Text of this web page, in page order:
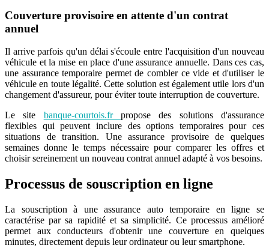
Couverture provisoire en attente d'un contrat
annuel
Il arrive parfois qu'un délai s'écoule entre l'acquisition d'un nouveau
véhicule et la mise en place d'une assurance annuelle. Dans ces cas,
une assurance temporaire permet de combler ce vide et d'utiliser le
véhicule en toute légalité. Cette solution est également utile lors d'un
changement d'assureur, pour éviter toute interruption de couverture.
Le site banque-courtois.frpropose des solutions d'assurance
flexibles qui peuvent inclure des options temporaires pour ces
situations de transition. Une assurance provisoire de quelques
semaines donne le temps nécessaire pour comparer les offres et
choisir sereinement un nouveau contrat annuel adapté à vos besoins.
Processus de souscription en ligne
La souscription à une assurance auto temporaire en ligne se
caractérise par sa rapidité et sa simplicité. Ce processus amélioré
permet aux conducteurs d'obtenir une couverture en quelques
minutes, directement depuis leur ordinateur ou leur smartphone.